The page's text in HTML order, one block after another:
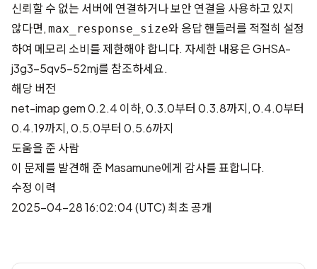
신뢰할 수 없는 서버에 연결하거나 보안 연결을 사용하고 있지
않다면, max_response_size와 응답 핸들러를 적절히 설정
하여 메모리 소비를 제한해야 합니다. 자세한 내용은GHSA-
j3g3-5qv5-52mj를 참조하세요.
해당 버전
net-imap gem 0.2.4 이하, 0.3.0부터 0.3.8까지, 0.4.0부터
0.4.19까지, 0.5.0부터 0.5.6까지
도움을 준 사람
이 문제를 발견해 준 Masamune에게 감사를 표합니다.
수정 이력
2025-04-28 16:02:04 (UTC) 최초 공개